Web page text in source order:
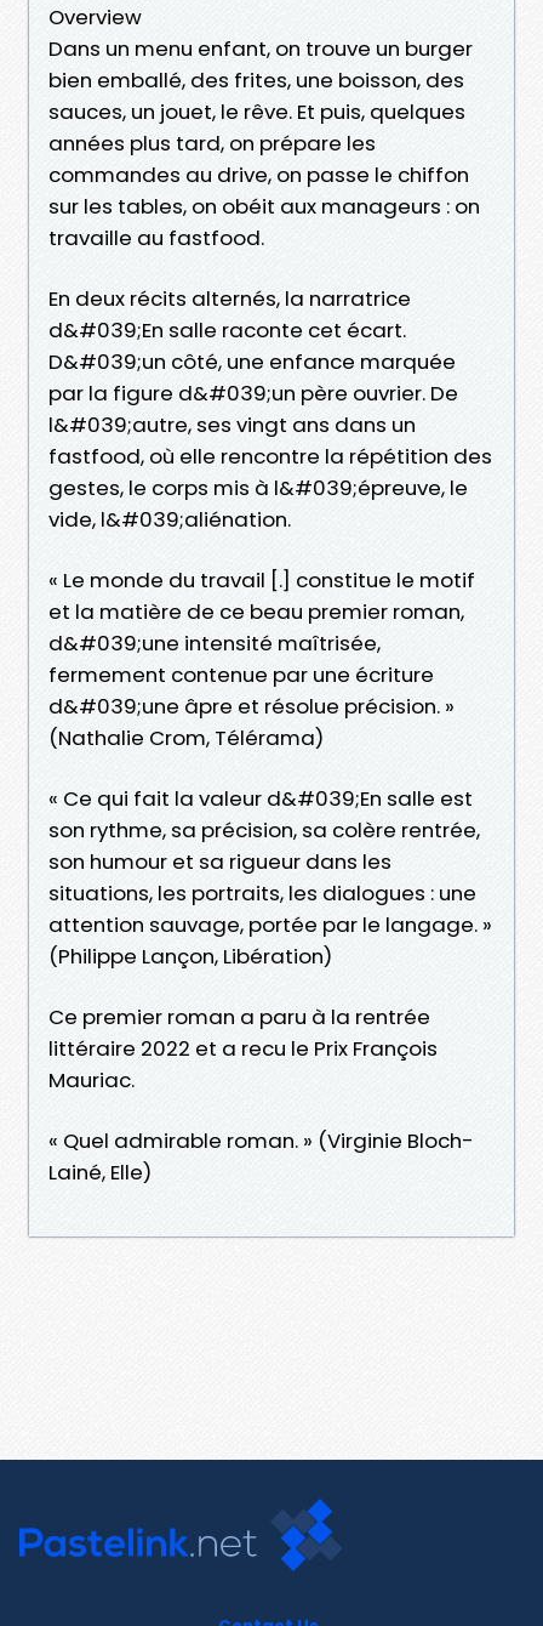
Overview
Dans un menu enfant, on trouve un burger
bien emballé, des frites, une boisson, des
sauces, un jouet, le rêve. Et puis, quelques
années plus tard, on prépare les
commandes au drive, on passe le chiffon
sur les tables, on obéit aux manageurs : on
travaille au fastfood.
En deux récits alternés, la narratrice
d&#039;En salle raconte cet écart.
D&#039;un côté, une enfance marquée
par la figure d&#039;un père ouvrier. De
l&#039;autre, ses vingt ans dans un
fastfood, où elle rencontre la répétition des
gestes, le corps mis à l&#039;épreuve, le
vide, l&#039;aliénation.
« Le monde du travail [.] constitue le motif
et la matière de ce beau premier roman,
d&#039;une intensité maîtrisée,
fermement contenue par une écriture
d&#039;une âpre et résolue précision. »
(Nathalie Crom, Télérama)
« Ce qui fait la valeur d&#039;En salle est
son rythme, sa précision, sa colère rentrée,
son humour et sa rigueur dans les
situations, les portraits, les dialogues : une
attention sauvage, portée par le langage. »
(Philippe Lançon, Libération)
Ce premier roman a paru à la rentrée
littéraire 2022 et a recu le Prix François
Mauriac.
« Quel admirable roman. » (Virginie Bloch-
Lainé, Elle)